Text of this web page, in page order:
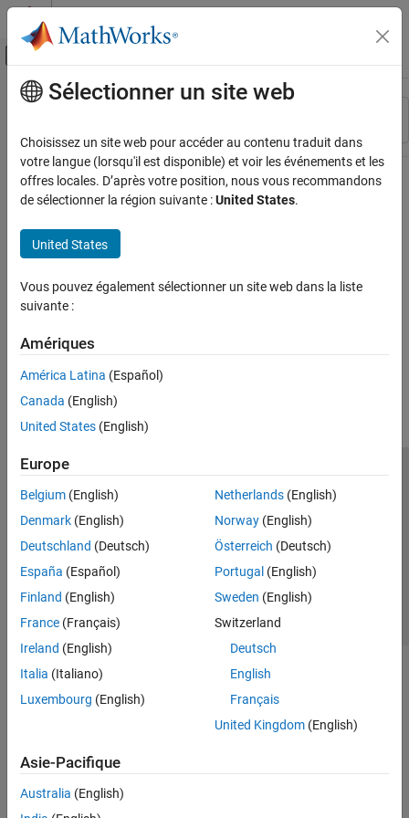
Passer au contenu
Activer/désactiver l'affichage du menu
Ressource
Contenu principal
Sélectionner un site web
Choisissez un site web pour accéder au contenu traduit dans
votre langue (lorsqu'il est disponible) et voir les événements et les
offres locales. D’après votre position, nous vous recommandons
de sélectionner la région suivante :United States.
United States
Vous pouvez également sélectionner un site web dans la liste
suivante :
Amériques
América Latina (Español)
Canada (English)
United States (English)
Europe
Belgium (English)
Denmark (English)
Deutschland (Deutsch)
España (Español)
Finland (English)
France (Français)
Ireland (English)
Italia (Italiano)
Luxembourg (English)
Netherlands(English)
Norway(English)
Österreich (Deutsch)
Portugal (English)
Sweden (English)
Switzerland
Deutsch
English
Français
United Kingdom(English)
Asie-Pacifique
Australia (English)
Lutte anti-piratage
Contacts locaux
© 1994-2026 The MathWorks, Inc.